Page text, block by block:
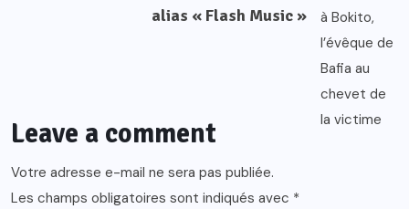
alias « Flash Music »
Leave a comment
Votre adresse e-mail ne sera pas publiée.
Les champs obligatoires sont indiqués avec *